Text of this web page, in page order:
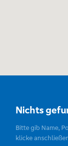
Nichts
Bitte gib Name,
klicke